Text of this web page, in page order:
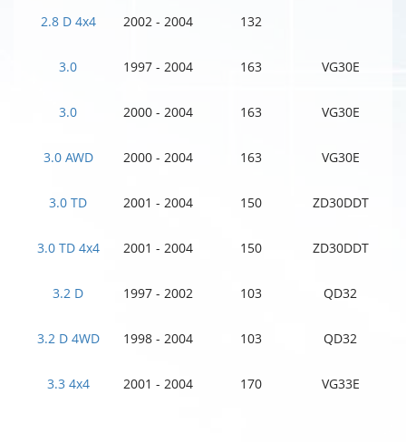
2.8 D 4x4 2002 - 2004 132
3.0 1997 - 2004 163 VG30E
3.0 2000 - 2004 163 VG30E
3.0 AWD 2000 - 2004 163 VG30E
3.0 TD 2001 - 2004 150 ZD30DDT
3.0 TD 4x4 2001 - 2004 150 ZD30DDT
3.2 D 1997 - 2002 103 QD32
3.2 D 4WD 1998 - 2004 103 QD32
3.3 4x4 2001 - 2004 170 VG33E